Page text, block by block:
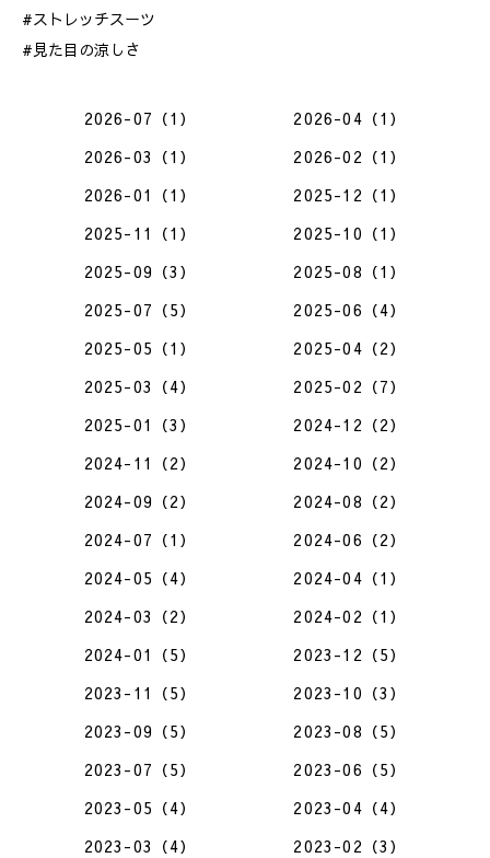
#ストレッチスーツ
#見た目の涼しさ
2026-07（1）
2026-04（1）
2026-03（1）
2026-02（1）
2026-01（1）
2025-12（1）
2025-11（1）
2025-10（1）
2025-09（3）
2025-08（1）
2025-07（5）
2025-06（4）
2025-05（1）
2025-04（2）
2025-03（4）
2025-02（7）
2025-01（3）
2024-12（2）
2024-11（2）
2024-10（2）
2024-09（2）
2024-08（2）
2024-07（1）
2024-06（2）
2024-05（4）
2024-04（1）
2024-03（2）
2024-02（1）
2024-01（5）
2023-12（5）
2023-11（5）
2023-10（3）
2023-09（5）
2023-08（5）
2023-07（5）
2023-06（5）
2023-05（4）
2023-04（4）
2023-03（4）
2023-02（3）